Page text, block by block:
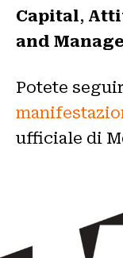
Capital,
and
Potete
ufficiale di